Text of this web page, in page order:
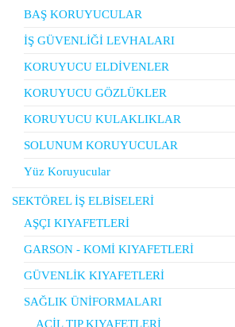
BAŞ KORUYUCULAR
İŞ GÜVENLİĞİ LEVHALARI
KORUYUCU ELDİVENLER
KORUYUCU GÖZLÜKLER
KORUYUCU KULAKLIKLAR
SOLUNUM KORUYUCULAR
Yüz Koruyucular
SEKTÖREL İŞ ELBİSELERİ
AŞÇI KIYAFETLERİ
GARSON - KOMİ KIYAFETLERİ
GÜVENLİK KIYAFETLERİ
SAĞLIK ÜNİFORMALARI
ACİL TIP KIYAFETLERİ